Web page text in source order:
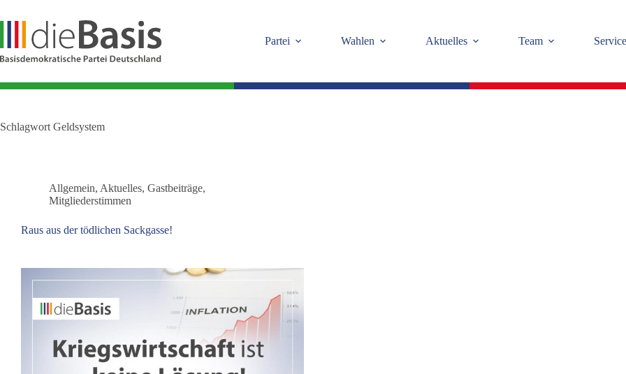
springen
Partei
Wahlen Aktuelles Team Service
Schlagwort Geldsystem
Allgemein, Aktuelles, Gastbeiträge,
Mitgliederstimmen
Raus aus der tödlichen Sackgasse!